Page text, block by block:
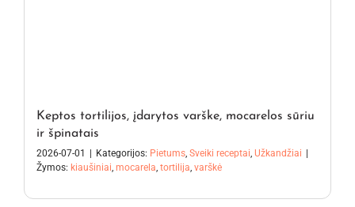
Keptos tortilijos, įdarytos varške, mocarelos sūriu
ir špinatais
2026-07-01 Kategorijos: Pietums, Sveiki receptai, Užkandžiai
Žymos: kiaušiniai, mocarela, tortilija, varškė